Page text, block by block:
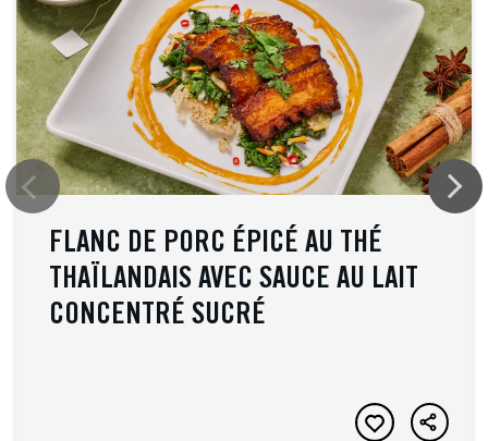
FLANC DE PORC ÉPICÉ AU THÉ
THAÏLANDAIS AVEC SAUCE AU LAIT
CONCENTRÉ SUCRÉ